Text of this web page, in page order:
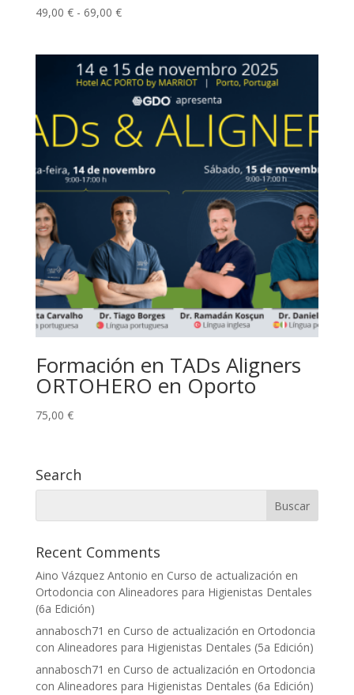
49,00 € - 69,00 €Rango
desde
49,00 €
hasta
69,00 €
Formación en TADs Aligners
ORTOHERO en Oporto
75,00 €
Search
Recent Comments
Aino Vázquez Antonio en Curso de actualización en
Ortodoncia con Alineadores para Higienistas Dentales
(6a Edición)
annabosch71 en Curso de actualización en Ortodoncia
con Alineadores para Higienistas Dentales (5a Edición)
annabosch71 en Curso de actualización en Ortodoncia
con Alineadores para Higienistas Dentales (6a Edición)